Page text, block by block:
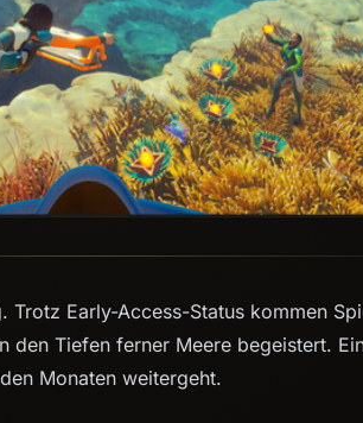
Early-Access-Status kommen
den Tiefen ferner Meere begeistert.
Monaten weitergeht.